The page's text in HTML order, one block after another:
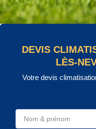
DEVIS
LÈS-
Votre devis